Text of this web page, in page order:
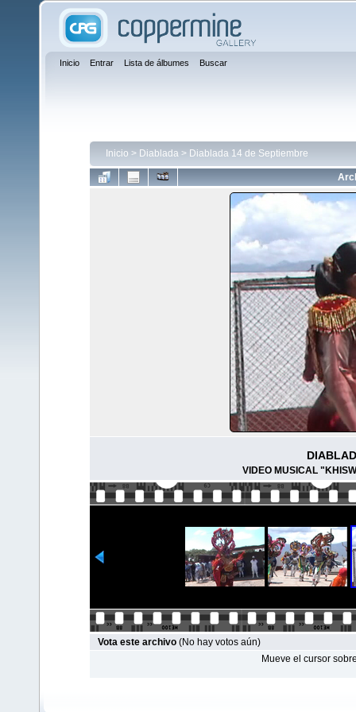
Inicio Entrar Lista de álbumes Buscar
Inicio > Diablada> Diablada 14 de Septiembre
VIDEO MUSICAL
Vota este archivo(No hay votos aún)
Mueve el cursor